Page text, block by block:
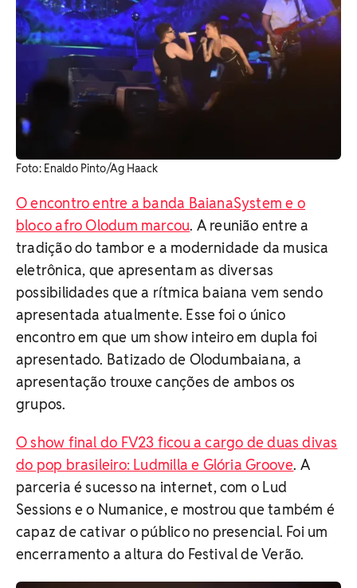
Foto: Enaldo Pinto/Ag Haack
O encontro entre a banda BaianaSystem e o
bloco afro Olodum marcou. A reunião entre a
tradição do tambor e a modernidade da musica
eletrônica, que apresentam as diversas
possibilidades que a rítmica baiana vem sendo
apresentada atualmente. Esse foi o único
encontro em que um show inteiro em dupla foi
apresentado. Batizado de Olodumbaiana, a
apresentação trouxe canções de ambos os
grupos.
O show final do FV23 ficou a cargo de duas divas
do pop brasileiro: Ludmilla e Glória Groove. A
parceria é sucesso na internet, com o Lud
Sessions e o Numanice, e mostrou que também é
capaz de cativar o público no presencial. Foi um
encerramento a altura do Festival de Verão.